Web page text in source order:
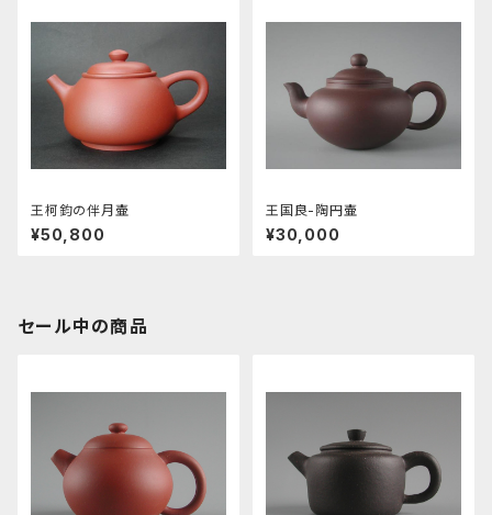
王柯鈞の伴月壷
¥50,800
王国良-陶円壷
¥30,000
セール中の商品